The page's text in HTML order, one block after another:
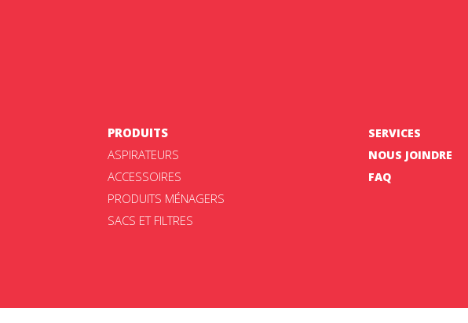
PRODUITS
ASPIRATEURS
ACCESSOIRES
PRODUITS MÉNAGERS
SACS ET FILTRES
SERVICES
NOUS JOINDRE
FAQ